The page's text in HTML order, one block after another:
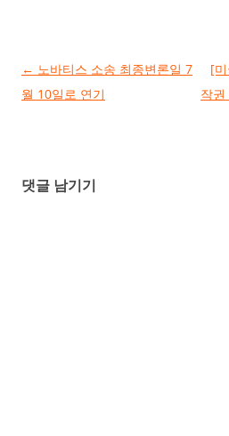
글 네비게이션
← 노바티스 소송 최종변론일 7
월 10일로 연기
[
작
댓글 남기기